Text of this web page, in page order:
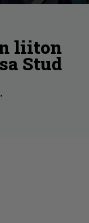
liiton
Stud